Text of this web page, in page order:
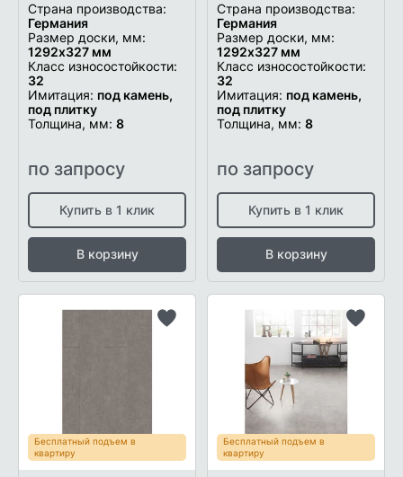
Страна производства:
Германия
Размер доски, мм:
1292х327 мм
Класс износостойкости:
32
Имитация: под камень,
под плитку
Толщина, мм:8
по запросу
Купить в 1 клик
В корзину
Страна производства:
Германия
Размер доски, мм:
1292х327 мм
Класс износостойкости:
32
Имитация: под камень,
под плитку
Толщина, мм:8
по запросу
Купить в 1 клик
В корзину
Бесплатный подъем в
квартиру
Бесплатный подъем в
квартиру